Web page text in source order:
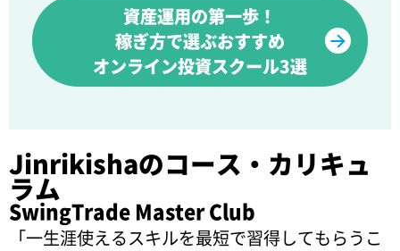
資産運用の第一歩！
稼ぎ方で選ぶおすすめ
オンライン投資スクール3選
Jinrikishaのコース・カリキュ
ラム
SwingTrade Master Club
「一生涯使えるスキルを最短で習得してもらうこ